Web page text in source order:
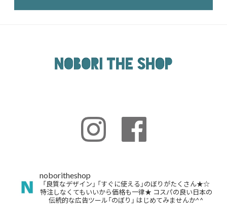
noboritheshop
「良質なデザイン」 「すぐに使える」のぼりがたくさん★☆
特注しなくてもいいから価格も一律★ コスパの良い日本の
伝統的な広告ツール「のぼり」 はじめてみませんか^^